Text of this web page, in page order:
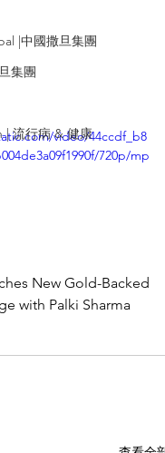
|中國撒旦集團
集團
| 流行病 & 健康video/44ccdf_b8
720p/mp
New Gold-Backed
with Palki Sharma